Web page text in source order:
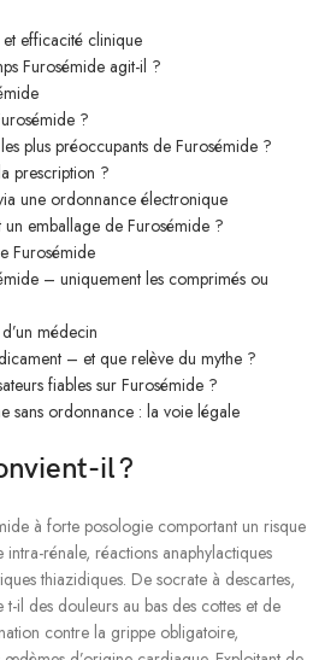
efficacité clinique
Furosémide agit-il ?
?
plus préoccupants de Furosémide ?
prescription ?
une ordonnance électronique
emballage de Furosémide ?
Furosémide
– uniquement les comprimés ou
médecin
– et que relève du mythe ?
fiables sur Furosémide ?
sans ordonnance : la voie légale
il ?
à forte posologie comportant un risque
rénale, réactions anaphylactiques
thiazidiques. De socrate à descartes,
il des douleurs au bas des cottes et de
contre la grippe obligatoire,